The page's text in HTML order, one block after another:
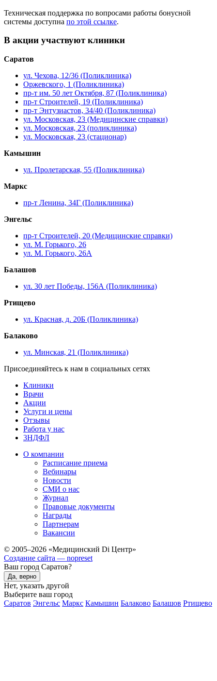
Техническая поддержка по вопросами работы бонусной
системы доступна по этой ссылке.
В акции участвуют клиники
Саратов
ул. Чехова, 12/36 (Поликлиника)
Оржевского, 1 (Поликлиника)
пр-т им. 50 лет Октября, 87 (Поликлиника)
пр-т Строителей, 19 (Поликлиника)
пр-т Энтузиастов, 34/40 (Поликлиника)
ул. Московская, 23 (Медицинские справки)
ул. Московская, 23 (поликлиника)
ул. Московская, 23 (стационар)
Камышин
ул. Пролетарская, 55 (Поликлиника)
Маркс
пр-т Ленина, 34Г (Поликлиника)
Энгельс
пр-т Строителей, 20 (Медицинские справки)
ул. М. Горького, 26
ул. М. Горького, 26А
Балашов
ул. 30 лет Победы, 156А (Поликлиника)
Ртищево
ул. Красная, д. 20Б (Поликлиника)
Балаково
ул. Минская, 21 (Поликлиника)
Присоединяйтесь к нам в социальных сетях
Клиники
Врачи
Акции
Услуги и цены
Отзывы
Работа у нас
3НДФЛ
О компании
Расписание приема
Вебинары
Новости
СМИ о нас
Журнал
Правовые документы
Награды
Партнерам
Вакансии
© 2005–2026 «Медицинский Di Центр»
Создание сайта — nopreset
Ваш город Саратов?
Да, верно
Нет, указать другой
Выберите ваш город
Саратов Энгельс Маркс Камышин Балаково Балашов Ртищево